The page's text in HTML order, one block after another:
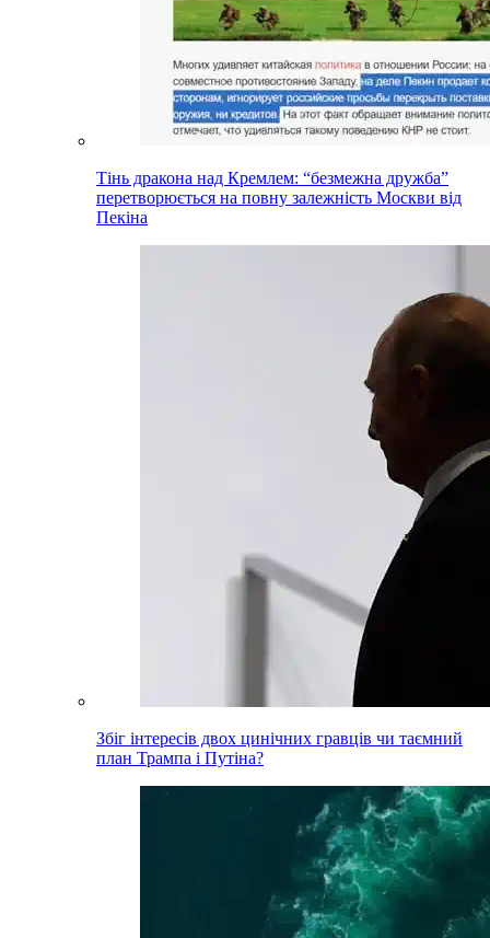
Тінь дракона над Кремлем: “безмежна дружба”
перетворюється на повну залежність Москви від
Пекіна
Збіг інтересів двох цинічних гравців чи таємний
план Трампа і Путіна?